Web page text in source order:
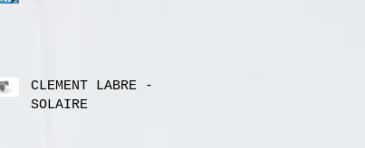
CLEMENT LABRE -
SOLAIRE